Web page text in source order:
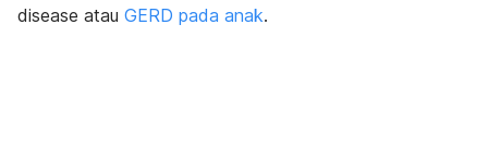
disease atau GERD pada anak.